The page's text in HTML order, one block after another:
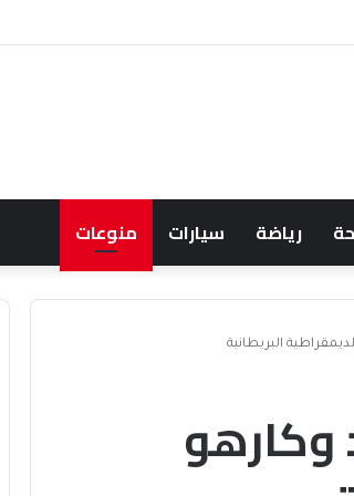
أمن الملاحة الإقليمية والدولية
رياضة سيارات منوعات
البريطانية